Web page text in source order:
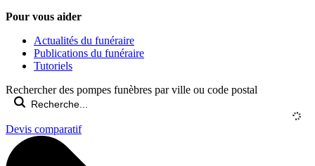
Pour vous aider
Actualités du funéraire
Publications du funéraire
Tutoriels
Rechercher des pompes funèbres par ville ou code postal
Devis comparatif